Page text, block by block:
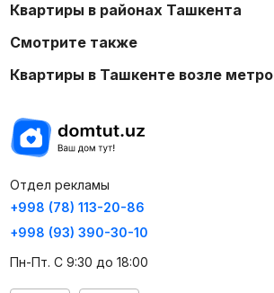
Квартиры в районах Ташкента
Смотрите также
Квартиры в Ташкенте возле метро
Отдел рекламы
+998 (78) 113-20-86
+998 (93) 390-30-10
Пн-Пт. С 9:30 до 18:00